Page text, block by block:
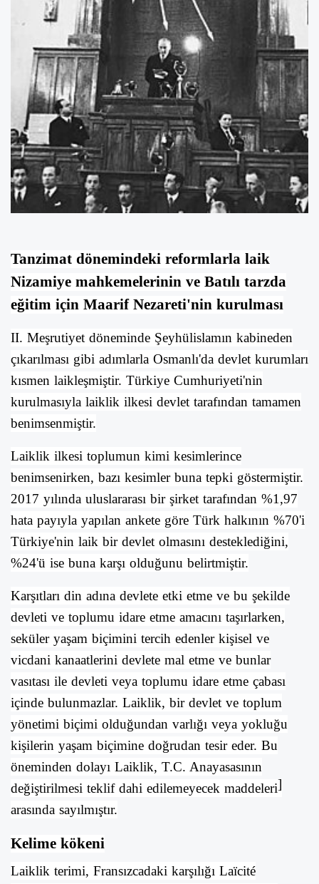
Tanzimat dönemindeki reformlarla laik
Nizamiye mahkemelerinin ve Batılı tarzda
eğitim için Maarif Nezareti'nin kurulması
II. Meşrutiyet döneminde Şeyhülislamın kabineden
çıkarılması gibi adımlarla Osmanlı'da devlet kurumları
kısmen laikleşmiştir. Türkiye Cumhuriyeti'nin
kurulmasıyla laiklik ilkesi devlet tarafından tamamen
benimsenmiştir.
Laiklik ilkesi toplumun kimi kesimlerince
benimsenirken, bazı kesimler buna tepki göstermiştir.
2017 yılında uluslararası bir şirket tarafından %1,97
hata payıyla yapılan ankete göre Türk halkının %70'i
Türkiye'nin laik bir devlet olmasını desteklediğini,
%24'ü ise buna karşı olduğunu belirtmiştir.
Karşıtları din adına devlete etki etme ve bu şekilde
devleti ve toplumu idare etme amacını taşırlarken,
seküleryaşam biçimini tercih edenler kişisel ve
vicdani kanaatlerini devlete mal etme ve bunlar
vasıtası ile devleti veya toplumu idare etme çabası
içinde bulunmazlar. Laiklik, bir devlet ve toplum
yönetimi biçimi olduğundan varlığı veya yokluğu
kişilerin yaşam biçimine doğrudan tesir eder. Bu
öneminden dolayı Laiklik, T.C. Anayasasının
değiştirilmesi teklif dahi edilemeyecek maddeleri]
arasında sayılmıştır.
Kelime kökeni
Laiklik terimi, Fransızcadaki karşılığı Laïcité